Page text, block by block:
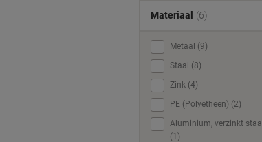
Materiaal (6)
Metaal (9)
Staal (8)
Zink (4)
PE (Polyetheen) (2)
Aluminium, verzinkt staal
(1)